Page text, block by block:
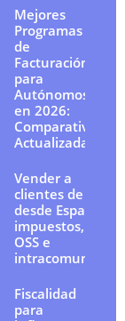
Mejores
Programas
de
Facturación
para
Autónomos
en 2026:
Comparativa
Actualizada
Vender a
clientes de la UE
desde España:
impuestos, IVA
OSS e
intracomunitario
Fiscalidad
para